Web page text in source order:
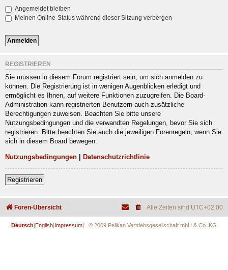
Angemeldet bleiben
Meinen Online-Status während dieser Sitzung verbergen
REGISTRIEREN
Sie müssen in diesem Forum registriert sein, um sich anmelden zu
können. Die Registrierung ist in wenigen Augenblicken erledigt und
ermöglicht es Ihnen, auf weitere Funktionen zuzugreifen. Die Board-
Administration kann registrierten Benutzern auch zusätzliche
Berechtigungen zuweisen. Beachten Sie bitte unsere
Nutzungsbedingungen und die verwandten Regelungen, bevor Sie sich
registrieren. Bitte beachten Sie auch die jeweiligen Forenregeln, wenn Sie
sich in diesem Board bewegen.
Nutzungsbedingungen Datenschutzrichtlinie
Registrieren
Foren-Übersicht Alle Zeiten sind UTC+02:00
Deutsch English Impressum | © 2009 Pelikan Vertriebsgesellschaft mbH & Co. KG